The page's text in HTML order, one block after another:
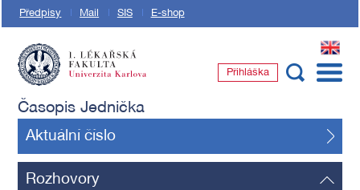
Předpisy Mail SIS E-shop
EN
Přihláška
Časopis Jednička
Aktuální číslo
Rozhovory